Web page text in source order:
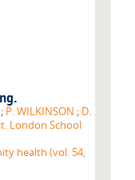
; P. WILKINSON ; D.
London School
health (vol. 54,